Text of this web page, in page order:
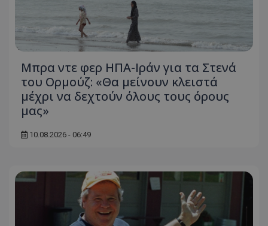
Μπρα ντε φερ ΗΠΑ-Ιράν για τα Στενά
του Ορμούζ: «Θα μείνουν κλειστά
μέχρι να δεχτούν όλους τους όρους
μας»
10.08.2026 - 06:49